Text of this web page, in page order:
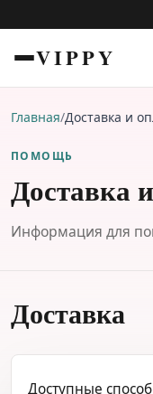
VIPPY
Главная/Доставка и
ПОМОЩЬ
Доставка
Информация для
Доставка
Доступные